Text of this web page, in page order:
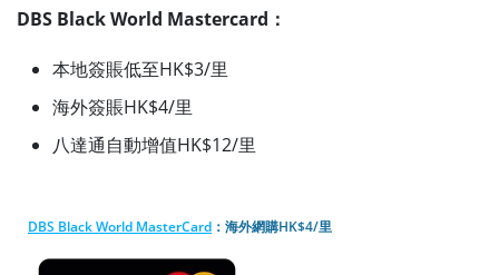
DBS Black World Mastercard：
本地簽賬低至HK$3/里
海外簽賬HK$4/里
八達通自動增值HK$12/里
DBS Black World MasterCard ：海外網購HK$4/里